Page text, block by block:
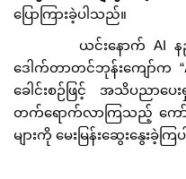
ပြောကြားခဲ့ပါသည်။
ယင်းနောက် AI နည်းပ
ဒေါက်တာတင်ဘုန်းကျော်က “
ခေါင်းစဉ်ဖြင့် အသိပညာပေး
တက်ရောက်လာကြသည့် ကော်
များကို မေးမြန်းဆွေးနွေးခဲ့က